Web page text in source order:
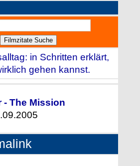
in Schritten erklärt,
gehen kannst.
- The Mission